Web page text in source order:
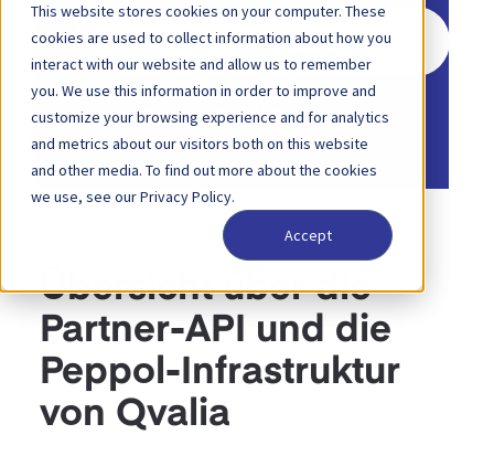
This website stores cookies on your computer. These
cookies are used to collect information about how you
interact with our website and allow us to remember
you. We use this information in order to improve and
customize your browsing experience and for analytics
and metrics about our visitors both on this website
and other media. To find out more about the cookies
we use, see our Privacy Policy.
Accept
Suche
nach
Startseite
Wissensdatenbank
Partner
Übersicht über die
Partner-API und die
Peppol-Infrastruktur
von Qvalia